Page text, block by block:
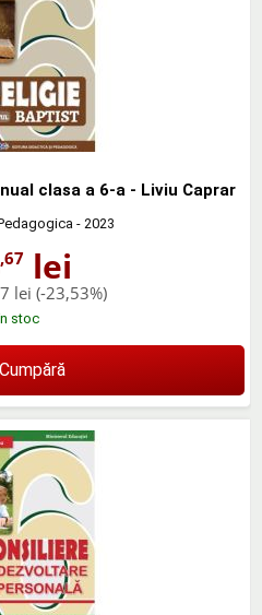
clasa a 6-a - Liviu Caprar
- 2023
,67 lei
lei (-23,53%)
stoc
Cumpără